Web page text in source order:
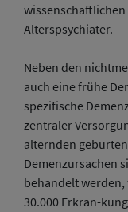
Alterspsychiater.
Neben den
auch eine frühe
spezifische
zentraler
alternden
Demenzursachen
behandelt werden,
30.000 Erkran-